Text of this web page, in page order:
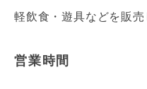
軽飲食・遊具などを販売
営業時間